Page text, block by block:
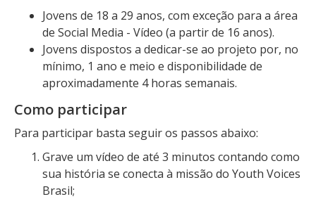
Jovens de 18 a 29 anos, com exceção para a área
de Social Media - Vídeo (a partir de 16 anos).
Jovens dispostos a dedicar-se ao projeto por, no
mínimo, 1 ano e meio e disponibilidade de
aproximadamente 4 horas semanais.
Como participar
Para participar basta seguir os passos abaixo:
Grave um vídeo de até 3 minutos contando como
sua história se conecta à missão do Youth Voices
Brasil;